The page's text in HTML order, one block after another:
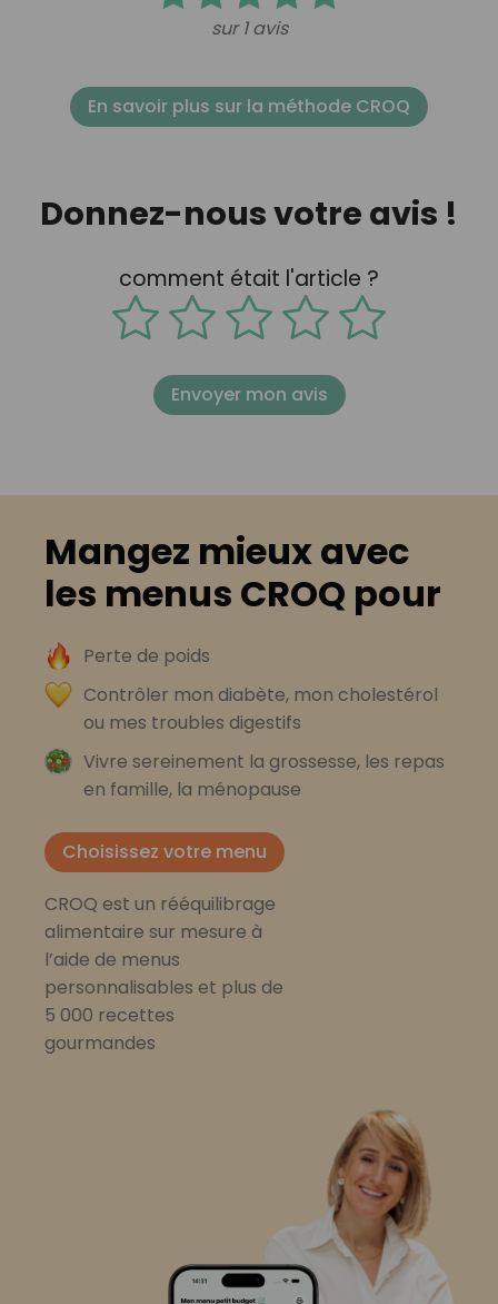
sur 1 avis
En savoir plus sur la méthode CROQ
Donnez-nous votre avis !
comment était l'article ?
Envoyer mon avis
Mangez mieux avec
les menus CROQ pour
Perte de poids
Contrôler mon diabète, mon cholestérol
ou mes troubles digestifs
Vivre sereinement la grossesse, les repas
en famille, la ménopause
Choisissez votre menu
CROQ est un rééquilibrage
alimentaire sur mesure à
l’aide de menus
personnalisables et plus de
5 000 recettes
gourmandes